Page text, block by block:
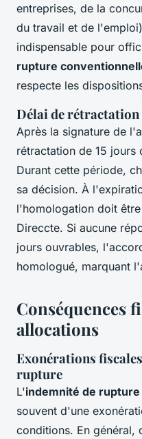
entreprises, de la
du travail et de
indispensable pour
rupture
respecte les
Délai de
Après la signature de
rétractation de 15 jours
Durant cette période,
sa décision. À
l'homologation doit
Direccte. Si aucune
jours ouvrables,
homologué, marquant
Conséquences
allocations
Exonérations
rupture
L'indemnité de
souvent d'une
conditions. En général,